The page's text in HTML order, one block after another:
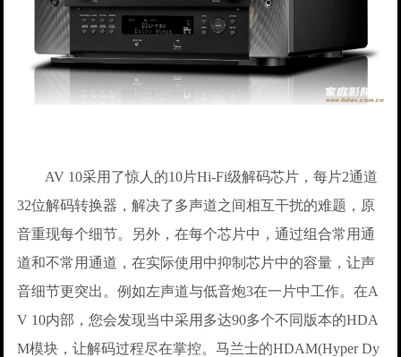
AV 10采用了惊人的10片Hi-Fi级解码芯片，每片2通道
32位解码转换器，解决了多声道之间相互干扰的难题，原
音重现每个细节。另外，在每个芯片中，通过组合常用通
道和不常用通道，在实际使用中抑制芯片中的容量，让声
音细节更突出。例如左声道与低音炮3在一片中工作。在A
V 10内部，您会发现当中采用多达90多个不同版本的HDA
M模块，让解码过程尽在掌控。马兰士的HDAM(Hyper Dy